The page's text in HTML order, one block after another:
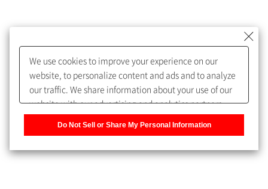
めします。
My SHIMADZU for Analyticalへ登録いただくと、技術情報や
取扱説明書・Webinarなどの閲覧ができます。
うになります。
We use cookies to improve your experience on our
website, to personalize content and ads and to analyze
our traffic. We share information about your use of our
website with our advertising and analytics partners,
Do Not Sell or Share My Personal Information